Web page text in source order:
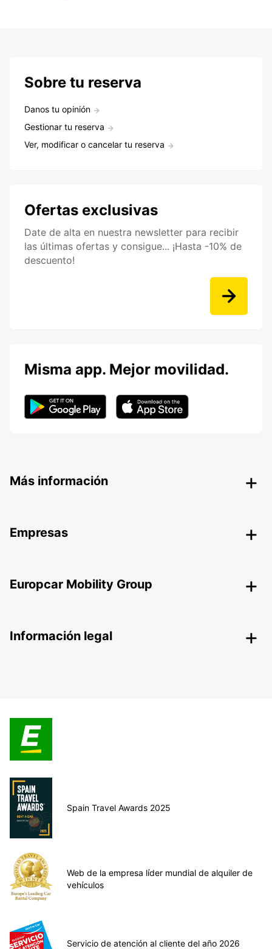
Sobre tu reserva
Danos tu opinión
Gestionar tu reserva
Ver, modificar o cancelar tu reserva
Ofertas exclusivas
Date de alta en nuestra newsletter para recibir
las últimas ofertas y consigue... ¡Hasta -10% de
descuento!
Misma app. Mejor movilidad.
Más información
Empresas
Europcar Mobility Group
Información legal
Spain Travel Awards 2025
Web de la empresa líder mundial de alquiler de
vehículos
Servicio de atención al cliente del año 2026